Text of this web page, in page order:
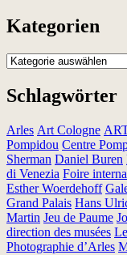
Kategorien
Kategorien
Schlagwörter
Arles Art Cologne
Pompidou Centre
Sherman Daniel Buren
di Venezia Foire
Esther Woerdehoff
Grand Palais Hans
Martin Jeu de Paume
direction des musées
Photographie d’Arles